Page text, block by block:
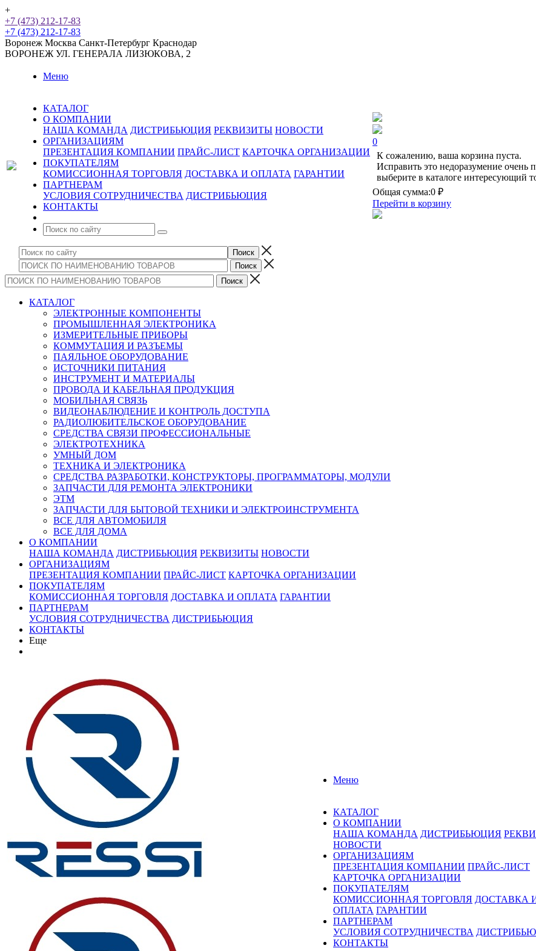
+
+7 (473) 212-17-83
+7 (473) 212-17-83
Воронеж Москва Санкт-Петербург Краснодар
ВОРОНЕЖ УЛ. ГЕНЕРАЛА ЛИЗЮКОВА, 2
Меню
КАТАЛОГ
О КОМПАНИИ
НАША КОМАНДА ДИСТРИБЬЮЦИЯ РЕКВИЗИТЫ НОВОСТИ
ОРГАНИЗАЦИЯМ
ПРЕЗЕНТАЦИЯ КОМПАНИИ ПРАЙС-ЛИСТ КАРТОЧКА ОРГАНИЗАЦИИ
ПОКУПАТЕЛЯМ
КОМИССИОННАЯ ТОРГОВЛЯ ДОСТАВКА И ОПЛАТА ГАРАНТИИ
ПАРТНЕРАМ
УСЛОВИЯ СОТРУДНИЧЕСТВА ДИСТРИБЬЮЦИЯ
КОНТАКТЫ
0
К сожалению, ваша корзина пуста.
Исправить это недоразумение очень
выберите в каталоге интересующий
Общая сумма:0 ₽
Перейти в корзину
КАТАЛОГ
ЭЛЕКТРОННЫЕ КОМПОНЕНТЫ
ПРОМЫШЛЕННАЯ ЭЛЕКТРОНИКА
ИЗМЕРИТЕЛЬНЫЕ ПРИБОРЫ
КОММУТАЦИЯ И РАЗЪЕМЫ
ПАЯЛЬНОЕ ОБОРУДОВАНИЕ
ИСТОЧНИКИ ПИТАНИЯ
ИНСТРУМЕНТ И МАТЕРИАЛЫ
ПРОВОДА И КАБЕЛЬНАЯ ПРОДУКЦИЯ
МОБИЛЬНАЯ СВЯЗЬ
ВИДЕОНАБЛЮДЕНИЕ И КОНТРОЛЬ ДОСТУПА
РАДИОЛЮБИТЕЛЬСКОЕ ОБОРУДОВАНИЕ
СРЕДСТВА СВЯЗИ ПРОФЕССИОНАЛЬНЫЕ
ЭЛЕКТРОТЕХНИКА
УМНЫЙ ДОМ
ТЕХНИКА И ЭЛЕКТРОНИКА
СРЕДСТВА РАЗРАБОТКИ, КОНСТРУКТОРЫ, ПРОГРАММАТОРЫ, МОДУЛИ
ЗАПЧАСТИ ДЛЯ РЕМОНТА ЭЛЕКТРОНИКИ
ЭТМ
ЗАПЧАСТИ ДЛЯ БЫТОВОЙ ТЕХНИКИ И ЭЛЕКТРОИНСТРУМЕНТА
ВСЕ ДЛЯ АВТОМОБИЛЯ
ВСЕ ДЛЯ ДОМА
О КОМПАНИИ
НАША КОМАНДА ДИСТРИБЬЮЦИЯ РЕКВИЗИТЫ НОВОСТИ
ОРГАНИЗАЦИЯМ
ПРЕЗЕНТАЦИЯ КОМПАНИИ ПРАЙС-ЛИСТ КАРТОЧКА ОРГАНИЗАЦИИ
ПОКУПАТЕЛЯМ
КОМИССИОННАЯ ТОРГОВЛЯ ДОСТАВКА И ОПЛАТА ГАРАНТИИ
ПАРТНЕРАМ
УСЛОВИЯ СОТРУДНИЧЕСТВА ДИСТРИБЬЮЦИЯ
КОНТАКТЫ
Еще
Меню
КАТАЛОГ
О КОМПАНИИ
НАША КОМАНДА ДИСТРИБЬЮЦИЯ
НОВОСТИ
ОРГАНИЗАЦИЯМ
ПРЕЗЕНТАЦИЯ КОМПАНИИ ПРАЙС-ЛИСТ
КАРТОЧКА ОРГАНИЗАЦИИ
ПОКУПАТЕЛЯМ
КОМИССИОННАЯ ТОРГОВЛЯ ДОСТАВКА
ОПЛАТА ГАРАНТИИ
ПАРТНЕРАМ
УСЛОВИЯ СОТРУДНИЧЕСТВА
КОНТАКТЫ